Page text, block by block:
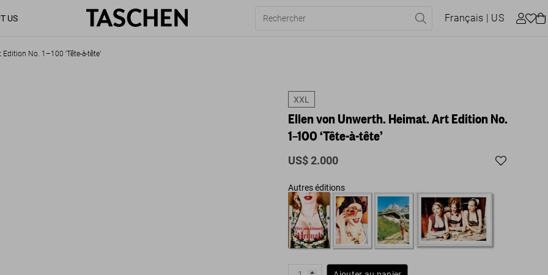
US Français | US
No. 1–100 ‘Tête-à-tête’
XXL
Ellen von Unwerth. Heimat. Art Edition No.
1–100 ‘Tête-à-tête’
US$ 2.000
Autres éditions